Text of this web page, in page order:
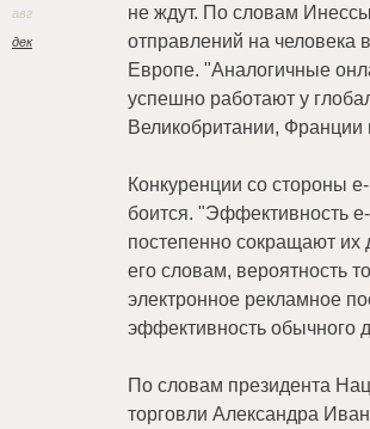
авг
дек
не ждут. По словам
отправлений на человека
Европе. "Аналогичные
успешно работают у
Великобритании, Франции
Конкуренции со стороны
боится. "Эффективность
постепенно сокращают
его словам, вероятность
электронное рекламное
эффективность обычного
По словам президента
торговли Александра